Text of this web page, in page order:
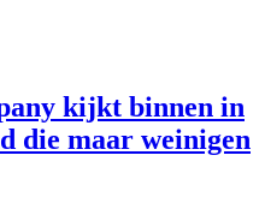
kijkt binnen in
die maar weinigen